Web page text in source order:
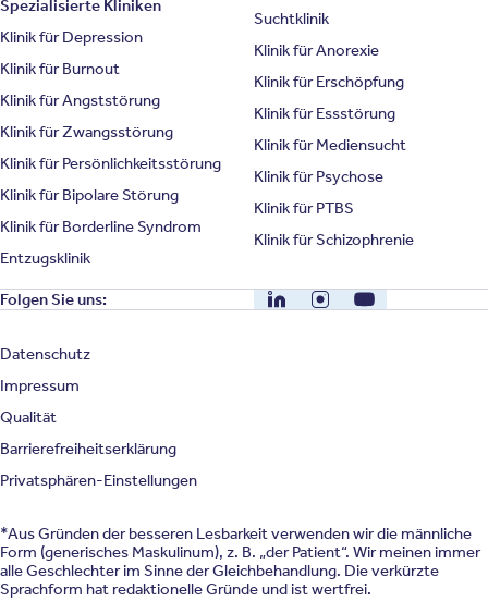
Spezialisierte Kliniken
Klinik für Depression
Klinik für Burnout
Klinik für Angststörung
Klinik für Zwangsstörung
Klinik für Persönlichkeitsstörung
Klinik für Bipolare Störung
Klinik für Borderline Syndrom
Entzugsklinik
Suchtklinik
Klinik für Anorexie
Klinik für Erschöpfung
Klinik für Essstörung
Klinik für Mediensucht
Klinik für Psychose
Klinik für PTBS
Klinik für Schizophrenie
Folgen Sie uns: LinkedIn InstagramYouTube
Datenschutz
Impressum
Qualität
Barrierefreiheitserklärung
Privatsphären-Einstellungen
*Aus Gründen der besseren Lesbarkeit verwenden wir die männliche
Form (generisches Maskulinum), z. B. „der Patient“. Wir meinen immer
alle Geschlechter im Sinne der Gleichbehandlung. Die verkürzte
Sprachform hat redaktionelle Gründe und ist wertfrei.